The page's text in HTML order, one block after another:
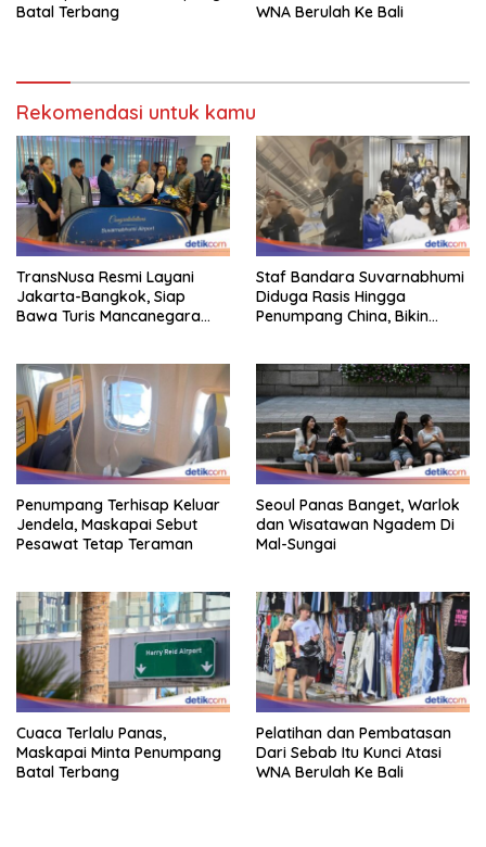
Batal Terbang
WNA Berulah Ke Bali
Rekomendasi untuk kamu
TransNusa Resmi Layani
Jakarta-Bangkok, Siap
Bawa Turis Mancanegara
Staf Bandara Suvarnabhumi
Diduga Rasis Hingga
Penumpang China, Bikin
Penumpang Terhisap Keluar
Jendela, Maskapai Sebut
Pesawat Tetap Teraman
Seoul Panas Banget, Warlok
dan Wisatawan Ngadem Di
Mal-Sungai
Cuaca Terlalu Panas,
Maskapai Minta Penumpang
Batal Terbang
Pelatihan dan Pembatasan
Dari Sebab Itu Kunci Atasi
WNA Berulah Ke Bali